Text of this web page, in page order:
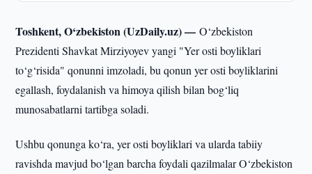
Toshkent, O‘zbekiston (UzDaily.uz) —O‘zbekiston
Prezidenti Shavkat Mirziyoyev yangi "Yer osti boyliklari
to‘g‘risida" qonunni imzoladi, bu qonun yer osti boyliklarini
egallash, foydalanish va himoya qilish bilan bog‘liq
munosabatlarni tartibga soladi.
Ushbu qonunga ko‘ra, yer osti boyliklari va ularda tabiiy
ravishda mavjud bo‘lgan barcha foydali qazilmalar O‘zbekiston